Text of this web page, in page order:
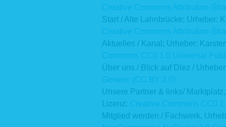
Creative Commons Attribution-
Start / Alte Lahnbrücke; Urheber:
Creative Commons Attribution-
Aktuelles / Kanal; Urheber:
Commons CC0 1.0 Universal
Über uns / Blick auf Diez /
Generic (CC BY 2.0)
Unsere Partner & links/
Lizenz: Creative Commons CC0
Mitglied werden / Fachwerk,
2
2.1
Eine
eine
Wir
Beispiel